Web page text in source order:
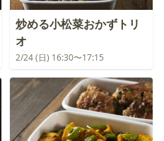
炒める小松菜おかずトリ
オ
2/24 (日) 16:30〜17:15